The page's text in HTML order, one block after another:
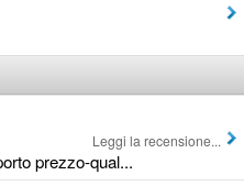
prezzo-qual...
Leggi la recensione...